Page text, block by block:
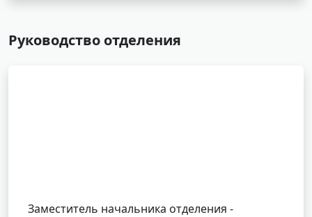
Руководство отделения
Заместитель начальника отделения -